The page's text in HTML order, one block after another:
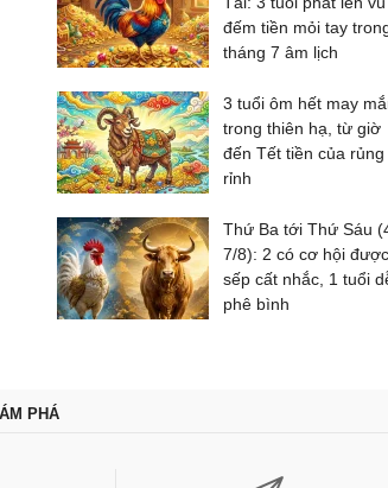
đếm tiền mỏi tay
tháng 7 âm lịch
3 tuổi ôm hết may
trong thiên hạ, từ giờ
đến Tết tiền của rủng
rỉnh
Thứ Ba tới Thứ Sáu
7/8): 2 có cơ hội được
sếp cất nhắc, 1 tuổi
phê bình
PHÁ